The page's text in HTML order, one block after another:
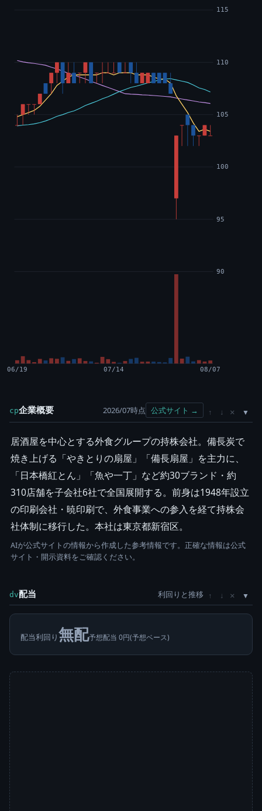
90
95
100
105
110
115
06/19 07/14 08/07
cp企業概要 2026/07時点 公式サイト → ↑ ↓ ×
居酒屋を中心とする外食グループの持株会社。備長炭で
焼き上げる「やきとりの扇屋」「備長扇屋」を主力に、
「日本橋紅とん」「魚や一丁」など約30ブランド・約
310店舗を子会社6社で全国展開する。前身は1948年設立
の印刷会社・暁印刷で、外食事業への参入を経て持株会
社体制に移行した。本社は東京都新宿区。
AIが公式サイトの情報から作成した参考情報です。正確な情報は公式
サイト・開示資料をご確認ください。
dv配当 利回りと推移 ↑ ↓ ×
配当利回り無配予想配当 0円(予想ベース)